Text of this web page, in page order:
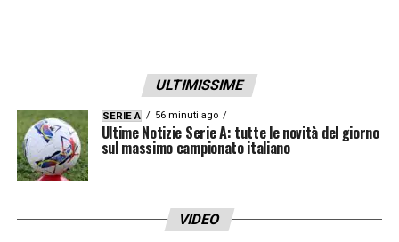
esterna per 2-1 del suo Cagliari sul campo
della Fiorentina.
ULTIMISSIME
SERIE A 56 minuti ago
Ultime Notizie Serie A: tutte le novità del giorno
sul massimo campionato italiano
VIDEO